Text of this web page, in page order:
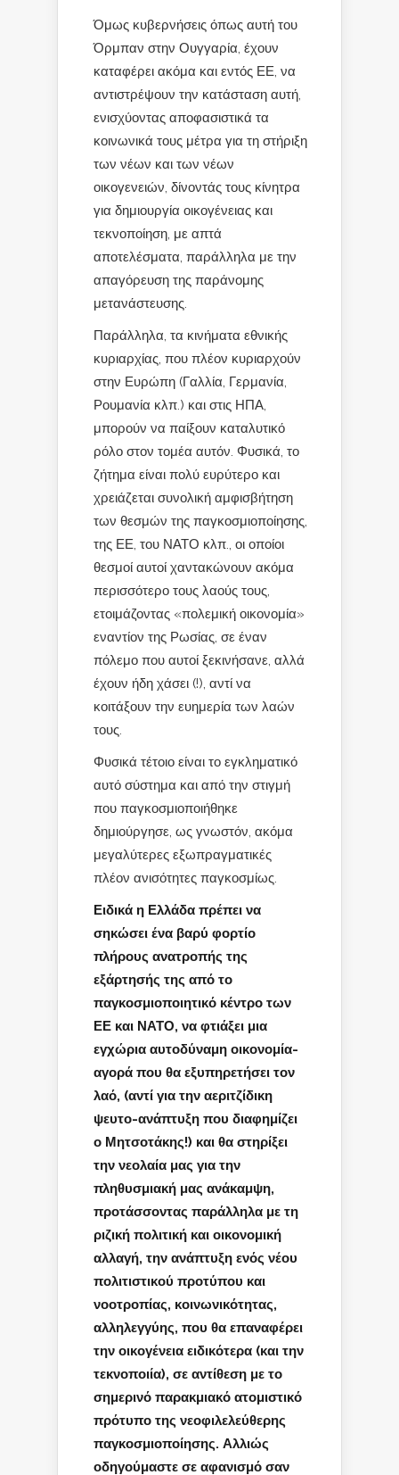
Όμως κυβερνήσεις όπως αυτή του
Όρμπαν στην Ουγγαρία, έχουν
καταφέρει ακόμα και εντός ΕΕ, να
αντιστρέψουν την κατάσταση αυτή,
ενισχύοντας αποφασιστικά τα
κοινωνικά τους μέτρα για τη στήριξη
των νέων και των νέων
οικογενειών, δίνοντάς τους κίνητρα
για δημιουργία οικογένειας και
τεκνοποίηση, με απτά
αποτελέσματα, παράλληλα με την
απαγόρευση της παράνομης
μετανάστευσης.
Παράλληλα, τα κινήματα εθνικής
κυριαρχίας, που πλέον κυριαρχούν
στην Ευρώπη (Γαλλία, Γερμανία,
Ρουμανία κλπ.) και στις ΗΠΑ,
μπορούν να παίξουν καταλυτικό
ρόλο στον τομέα αυτόν. Φυσικά, το
ζήτημα είναι πολύ ευρύτερο και
χρειάζεται συνολική αμφισβήτηση
των θεσμών της παγκοσμιοποίησης,
της ΕΕ, του ΝΑΤΟ κλπ., οι οποίοι
θεσμοί αυτοί χαντακώνουν ακόμα
περισσότερο τους λαούς τους,
ετοιμάζοντας «πολεμική οικονομία»
εναντίον της Ρωσίας, σε έναν
πόλεμο που αυτοί ξεκινήσανε, αλλά
έχουν ήδη χάσει (!), αντί να
κοιτάξουν την ευημερία των λαών
τους.
Φυσικά τέτοιο είναι το εγκληματικό
αυτό σύστημα και από την στιγμή
που παγκοσμιοποιήθηκε
δημιούργησε, ως γνωστόν, ακόμα
μεγαλύτερες εξωπραγματικές
πλέον ανισότητες παγκοσμίως.
Ειδικά η Ελλάδα πρέπει να
σηκώσει ένα βαρύ φορτίο
πλήρους ανατροπής της
εξάρτησής της από το
παγκοσμιοποιητικό κέντρο των
ΕΕ και ΝΑΤΟ, να φτιάξει μια
εγχώρια αυτοδύναμη οικονομία-
αγορά που θα εξυπηρετήσει τον
λαό, (αντί για την αεριτζίδικη
ψευτο-ανάπτυξη που διαφημίζει
ο Μητσοτάκης!) και θα στηρίξει
την νεολαία μας για την
πληθυσμιακή μας ανάκαμψη,
προτάσσοντας παράλληλα με τη
ριζική πολιτική και οικονομική
αλλαγή, την ανάπτυξη ενός νέου
πολιτιστικού προτύπου και
νοοτροπίας, κοινωνικότητας,
αλληλεγγύης, που θα επαναφέρει
την οικογένεια ειδικότερα (και την
τεκνοποιία), σε αντίθεση με το
σημερινό παρακμιακό ατομιστικό
πρότυπο της νεοφιλελεύθερης
παγκοσμιοποίησης. Αλλιώς
οδηγούμαστε σε αφανισμό σαν